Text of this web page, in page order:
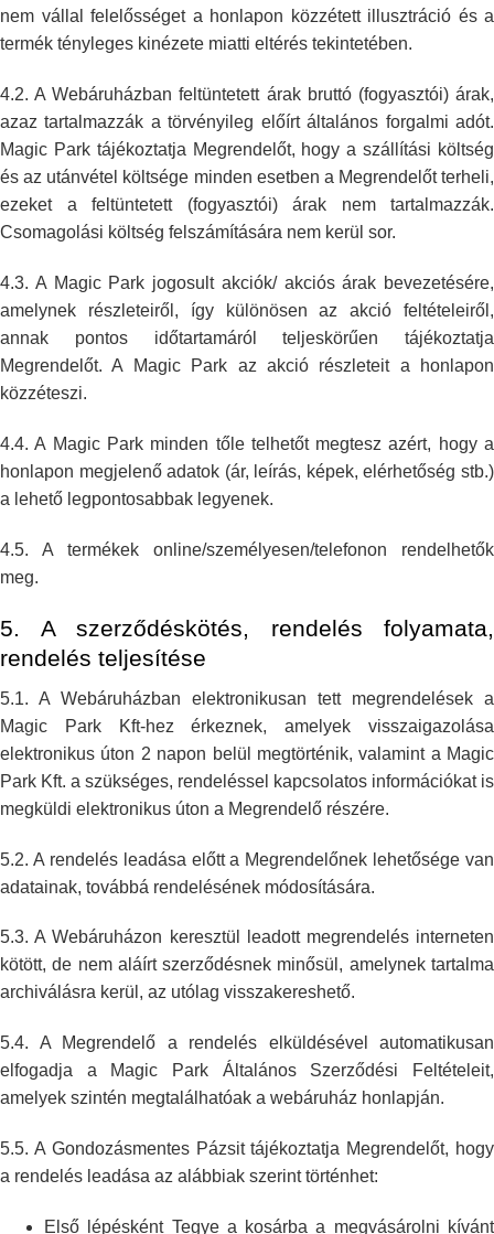
nem vállal felelősséget a honlapon közzétett illusztráció és a
termék tényleges kinézete miatti eltérés tekintetében.
4.2. A Webáruházban feltüntetett árak bruttó (fogyasztói) árak,
azaz tartalmazzák a törvényileg előírt általános forgalmi adót.
Magic Parktájékoztatja Megrendelőt, hogy a szállítási költség
és az utánvétel költsége minden esetben a Megrendelőt terheli,
ezeket a feltüntetett(fogyasztói) árak nem tartalmazzák.
Csomagolási költség felszámítására nem kerül sor.
4.3. A Magic Park jogosult akciók/ akciós árak bevezetésére,
amelynek részleteiről, így különösen az akció feltételeiről,
annak pontosidőtartamáról teljeskörűen tájékoztatja
Megrendelőt. A Magic Park az akciórészleteit a honlapon
közzéteszi.
4.4. A Magic Park minden tőle telhetőt megtesz azért, hogy a
honlapon megjelenő adatok (ár, leírás, képek, elérhetőség stb.)
a lehető legpontosabbak legyenek.
4.5. A termékek online/személyesen/telefonon rendelhetők
meg.
5. A szerződéskötés, rendelés folyamata,
rendelés teljesítése
5.1. A Webáruházban elektronikusan tett megrendelések a
Magic Park Kft-hez érkeznek, amelyek visszaigazolása
elektronikus úton 2 napon belül
megtörténik, valamint a Magic
Park Kft. a szükséges, rendeléssel kapcsolatos információkat is
megküldi elektronikus úton a Megrendelő részére.
5.2. A rendelés leadása előtt a Megrendelőnek lehetősége van
adatainak, továbbá rendelésének módosítására.
5.3. A Webáruházon keresztül leadott megrendelés interneten
kötött, de nemaláírt szerződésnek minősül, amelynek tartalma
archiválásra kerül, az utólag visszakereshető.
5.4. A Megrendelő a rendelés elküldésével automatikusan
elfogadja a Magic Park Általános Szerződési Feltételeit,
amelyek szintén megtalálhatóak a webáruház honlapján.
5.5. A Gondozásmentes Pázsit tájékoztatja Megrendelőt, hogy
a rendelés leadása az alábbiak szerint történhet:
Első lépésként Tegye a kosárba a megvásárolni kívánt